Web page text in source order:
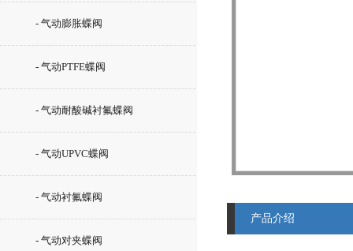
- 气动膨胀蝶阀
- 气动PTFE蝶阀
- 气动耐酸碱衬氟蝶阀
- 气动UPVC蝶阀
- 气动衬氟蝶阀
- 气动对夹蝶阀
产品介绍